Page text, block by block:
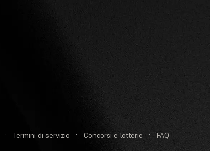
· Termini di servizio · Concorsi e lotterie · FAQ